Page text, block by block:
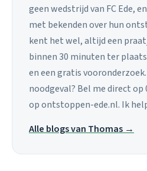
geen wedstrijd van FC Ede,
met bekenden over hun
kent het wel, altijd een
binnen 30 minuten ter
en een gratis
noodgeval? Bel me direct op
op ontstoppen-ede.nl. Ik
Alle blogs van Thomas →